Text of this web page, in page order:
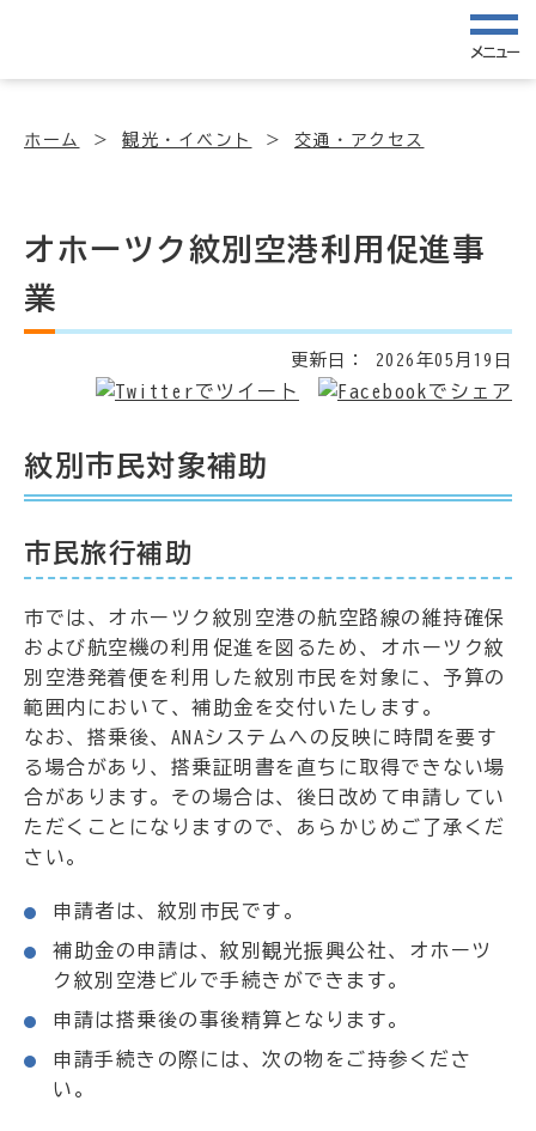
メニュー
ホーム 観光・イベント 交通・アクセス
オホーツク紋別空港利用促進事
業
更新日： 2026年05月19日
紋別市民対象補助
市民旅行補助
市では、オホーツク紋別空港の航空路線の維持確保
および航空機の利用促進を図るため、オホーツク紋
別空港発着便を利用した紋別市民を対象に、予算の
範囲内において、補助金を交付いたします。
なお、搭乗後、ANAシステムへの反映に時間を要す
る場合があり、搭乗証明書を直ちに取得できない場
合があります。その場合は、後日改めて申請してい
ただくことになりますので、あらかじめご了承くだ
さい。
申請者は、紋別市民です。
補助金の申請は、紋別観光振興公社、オホーツ
ク紋別空港ビルで手続きができます。
申請は搭乗後の事後精算となります。
申請手続きの際には、次の物をご持参くださ
い。